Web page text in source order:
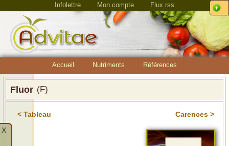
Infolettre Mon compte Flux rss
Accueil Nutriments Références
Fluor (F)
< Tableau
Carences >
X